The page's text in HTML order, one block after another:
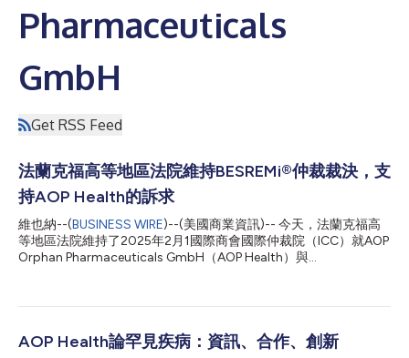
Pharmaceuticals
GmbH
Get RSS Feed
法蘭克福高等地區法院維持BESREMi®仲裁裁決，支
持AOP Health的訴求
維也納--(BUSINESS WIRE)--(美國商業資訊)-- 今天，法蘭克福高
等地區法院維持了2025年2月1國際商會國際仲裁院（ICC）就AOP
Orphan Pharmaceuticals GmbH（AOP Health）與
害賠償承擔責任。 AOP Health兩位創辦人之一的Rudolf Widmann
認了我們的立場。為了患者的利益，我們致力於維持BESREMi®的
AOP Health論罕見疾病：資訊、合作、創新